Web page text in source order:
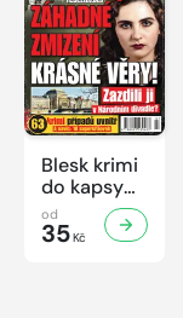
Blesk krimi
do kapsy
č.7/2026
od
35Kč